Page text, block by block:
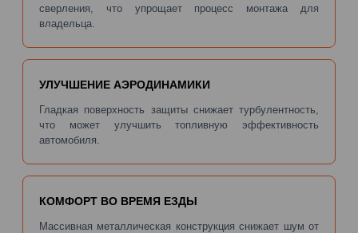
сверления, что упрощает процесс монтажа для
владельца.
УЛУЧШЕНИЕ АЭРОДИНАМИКИ
Гладкая поверхность защиты снижает турбулентность,
что может улучшить топливную эффективность
автомобиля.
КОМФОРТ ВО ВРЕМЯ ЕЗДЫ
Массивная металлическая конструкция снижает шум от